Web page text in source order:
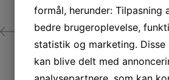
PREV
formål, herunder: Tilpasning
bedre brugeroplevelse,
statistik og marketing. Disse
kan blive delt med